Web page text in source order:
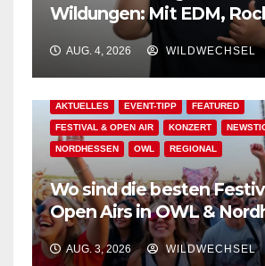
Wildungen: Mit EDM,
Festivalflair klingt der
AUG. 4, 2026 WILDWECHSEL
AKTUELLES EVENT-TIPP FEATURED
FESTIVAL & OPEN AIR KONZERT
NORDHESSEN OWL REGIONAL
Wo sind die besten
Open Airs in OWL &
Der Ww-Festival-Planer!
AUG. 3, 2026 WILDWECHSEL